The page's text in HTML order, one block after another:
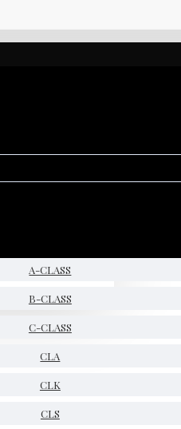
A-CLASS
B-CLASS
C-CLASS
CLA
CLK
CLS